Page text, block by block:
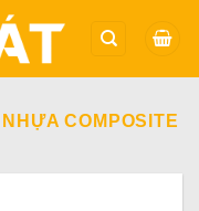
COMPOSITE